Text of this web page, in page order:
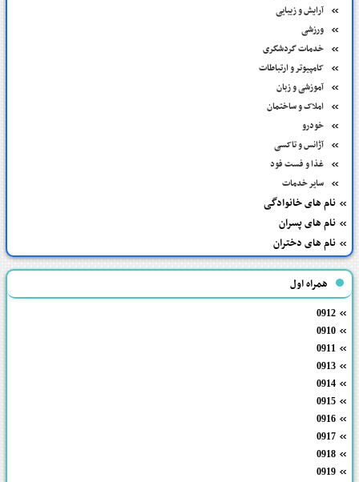
آرایش و زیبایی
ورزشی
خدمات گردشگری
کامپیوتر و ارتباطات
آموزشی و زبان
املاک و ساختمان
خودرو
آژانس و تاکسی
غذا و فست فود
سایر خدمات
نام های خانوادگی
نام های پسران
نام های دختران
همراه اول
0912
0910
0911
0913
0914
0915
0916
0917
0918
0919